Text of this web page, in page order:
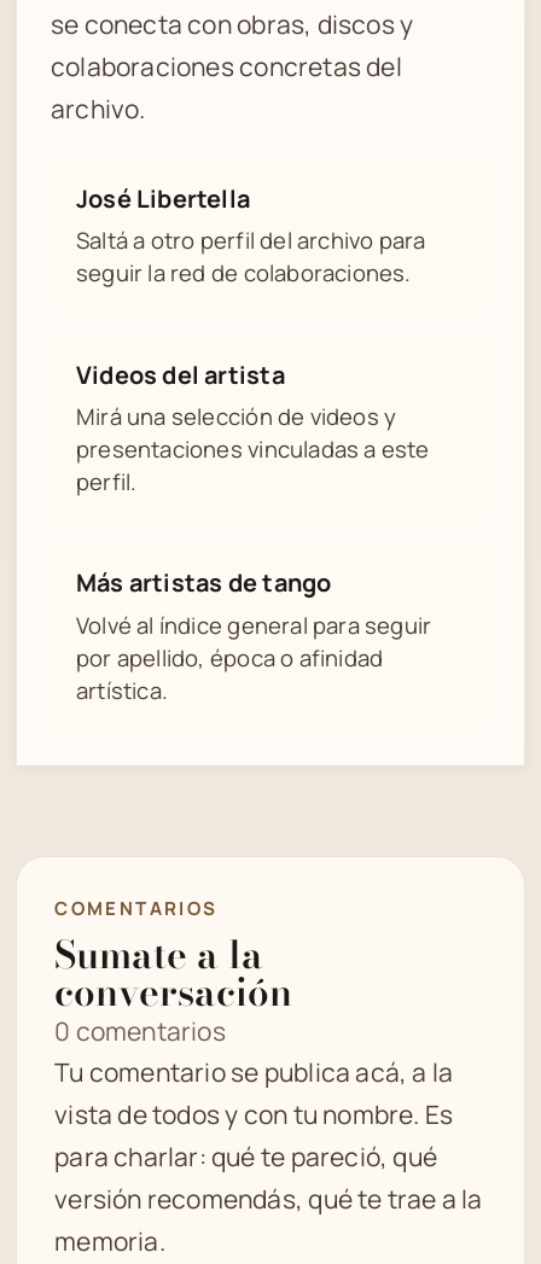
se conecta con obras, discos y
colaboraciones concretas del
archivo.
José Libertella
Saltá a otro perfil del archivo para
seguir la red de colaboraciones.
Videos del artista
Mirá una selección de videos y
presentaciones vinculadas a este
perfil.
Más artistas de tango
Volvé al índice general para seguir
por apellido, época o afinidad
artística.
COMENTARIOS
Sumate a la
conversación
0 comentarios
Tu comentario se publica acá, a la
vista de todos y con tu nombre. Es
para charlar: qué te pareció, qué
versión recomendás, qué te trae a la
memoria.